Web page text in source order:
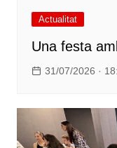
Actualitat
Una festa
31/07/2026 ·